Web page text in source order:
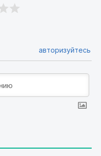
авторизуйтесь